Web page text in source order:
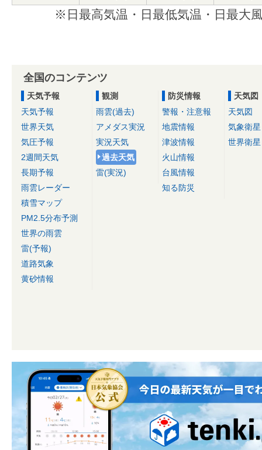
※日最高気温・日最低気温・日最大
全国のコンテンツ
天気予報
天気予報
世界天気
気圧予報
2週間天気
長期予報
雨雲レーダー
積雪マップ
PM2.5分布予測
世界の雨雲
雷(予報)
道路気象
黄砂情報
観測
雨雲(過去)
アメダス実況
実況天気
過去天気
雷(実況)
防災情報
警報・注意報
地震情報
津波情報
火山情報
台風情報
知る防災
天気図
天気図
気象衛星
世界衛星